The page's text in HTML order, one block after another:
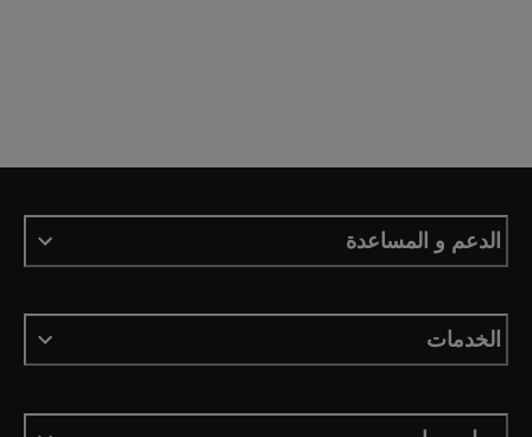
الدعم و المساعدة
الخدمات